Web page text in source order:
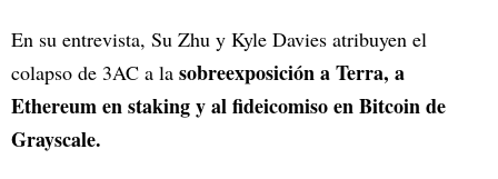
En su entrevista, Su Zhu y Kyle Davies atribuyen el
colapso de 3AC a la sobreexposición a Terra, a
Ethereum en staking y al fideicomiso en Bitcoin de
Grayscale.